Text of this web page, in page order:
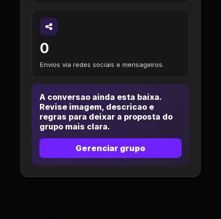
0
Envios via redes sociais e mensageiros.
A conversao ainda esta baixa.
Revise imagem, descricao e
regras para deixar a proposta do
grupo mais clara.
Gerenciar grupo